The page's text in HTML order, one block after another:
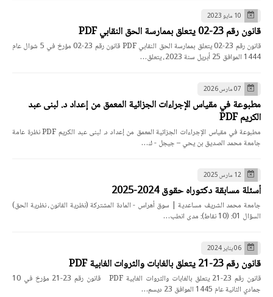
10 مايو 2023
قانون رقم 23-02 يتعلق بممارسة الحق النقابي PDF
قانون رقم 23-02 يتعلق بممارسة الحق النقابي PDF قانون رقم 23-02 مؤرخ في 5 شوال عام
1444 الموافق 25 أبريل سنة 2023، يتعلق…
07 مارس 2026
مطبوعة في مقياس الإجراءات الجزائية المعمق من إعداد د. لبنى عبد
الكريم PDF
مطبوعة في مقياس الإجراءات الجزائية المعمق من إعداد د. لبنى عبد الكريم PDF نظرة عامة
جامعة محمد الصديق بن يحي – جيجل - ك…
12 مارس 2025
أسئلة مسابقة دكتوراه حقوق 2024-2025
جامعة محمد الشريف مساعدية | سوق أهراس - المادة المشتركة (نظرية القانون، نظرية الحق)
السؤال 01: (10 نقاط): مدى انطب…
06 يناير 2024
قانون رقم 23-21 يتعلق بالغابات والثروات الغابية PDF
قانون رقم 23-21 يتعلق بالغابات والثروات الغابية PDF قانون رقم 23-21 مؤرخ في 10
جمادي الثانية عام 1445 الموافق 23 ديسم…